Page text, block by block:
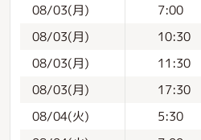
08/03(月) 7:00
08/03(月) 10:30
08/03(月) 11:30
08/03(月) 17:30
08/04(火) 5:30